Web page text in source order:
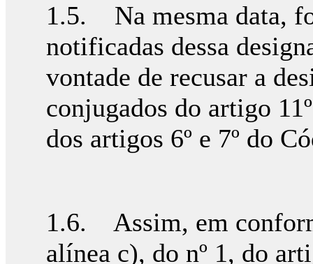
1.5. Na mesma data,
notificadas dessa
vontade de recusar a
conjugados do artigo
dos artigos 6º e 7º do
1.6. Assim, em
alínea c), do nº 1, do